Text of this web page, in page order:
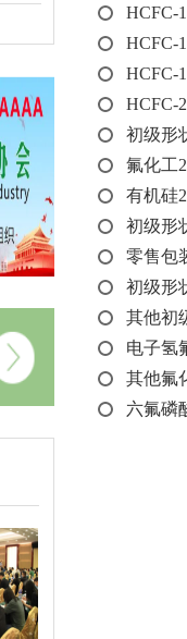
HCFC-
HCFC-
HCFC-
HCFC-
初级形
氟化工
有机硅
初级形
零售包
初级形
其他初
电子氢
其他氟
六氟磷